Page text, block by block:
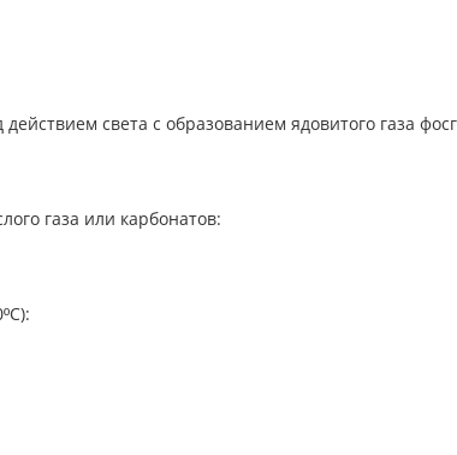
света с образованием ядовитого газа
газа или карбонатов: